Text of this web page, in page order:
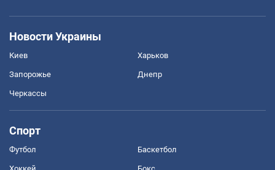
Новости Украины
Киев Харьков
Запорожье Днепр
Черкассы
Спорт
Футбол Баскетбол